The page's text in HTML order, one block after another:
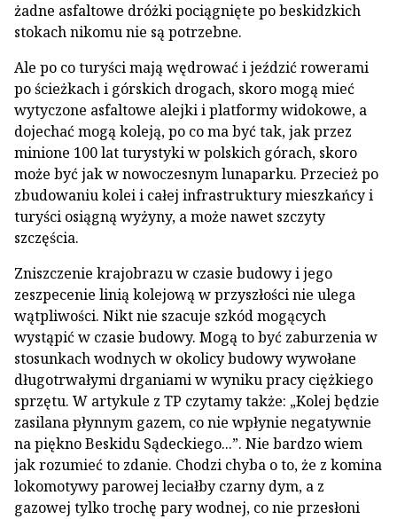
żadne asfaltowe dróżki pociągnięte po beskidzkich
stokach nikomu nie są potrzebne.
Ale po co turyści mają wędrować i jeździć rowerami
po ścieżkach i górskich drogach, skoro mogą mieć
wytyczone asfaltowe alejki i platformy widokowe, a
dojechać mogą koleją, po co ma być tak, jak przez
minione 100 lat turystyki w polskich górach, skoro
może być jak w nowoczesnym lunaparku. Przecież po
zbudowaniu kolei i całej infrastruktury mieszkańcy i
turyści osiągną wyżyny, a może nawet szczyty
szczęścia.
Zniszczenie krajobrazu w czasie budowy i jego
zeszpecenie linią kolejową w przyszłości nie ulega
wątpliwości. Nikt nie szacuje szkód mogących
wystąpić w czasie budowy. Mogą to być zaburzenia w
stosunkach wodnych w okolicy budowy wywołane
długotrwałymi drganiami w wyniku pracy ciężkiego
sprzętu. W artykule z TP czytamy także: „Kolej będzie
zasilana płynnym gazem, co nie wpłynie negatywnie
na piękno Beskidu Sądeckiego...”. Nie bardzo wiem
jak rozumieć to zdanie. Chodzi chyba o to, że z komina
lokomotywy parowej leciałby czarny dym, a z
gazowej tylko trochę pary wodnej, co nie przesłoni